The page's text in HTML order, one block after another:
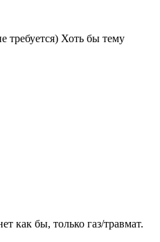
требуется) Хоть бы тему
как бы, только газ/травмат.